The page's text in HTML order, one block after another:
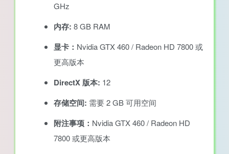
GHz
内存: 8 GB RAM
显卡： Nvidia GTX 460 / Radeon HD 7800 或
更高版本
DirectX 版本: 12
存储空间: 需要 2 GB 可用空间
附注事项： Nvidia GTX 460 / Radeon HD
7800 或更高版本